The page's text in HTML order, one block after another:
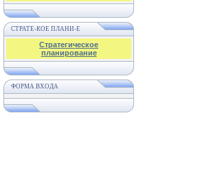
СТРАТЕ-КОЕ ПЛАНИ-Е
Стратегическое
планирование
ФОРМА ВХОДА